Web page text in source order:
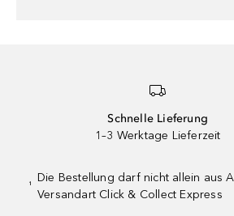
Schnelle Lieferung
1–3 Werktage Lieferzeit
¹
Die Bestellung darf nicht allein aus
Versandart Click & Collect Express